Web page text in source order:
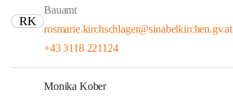
RK
Bauamt
rosmarie.kirchschlager@sinabelkirchen.gv.at
+43 3118 221124
Monika Kober